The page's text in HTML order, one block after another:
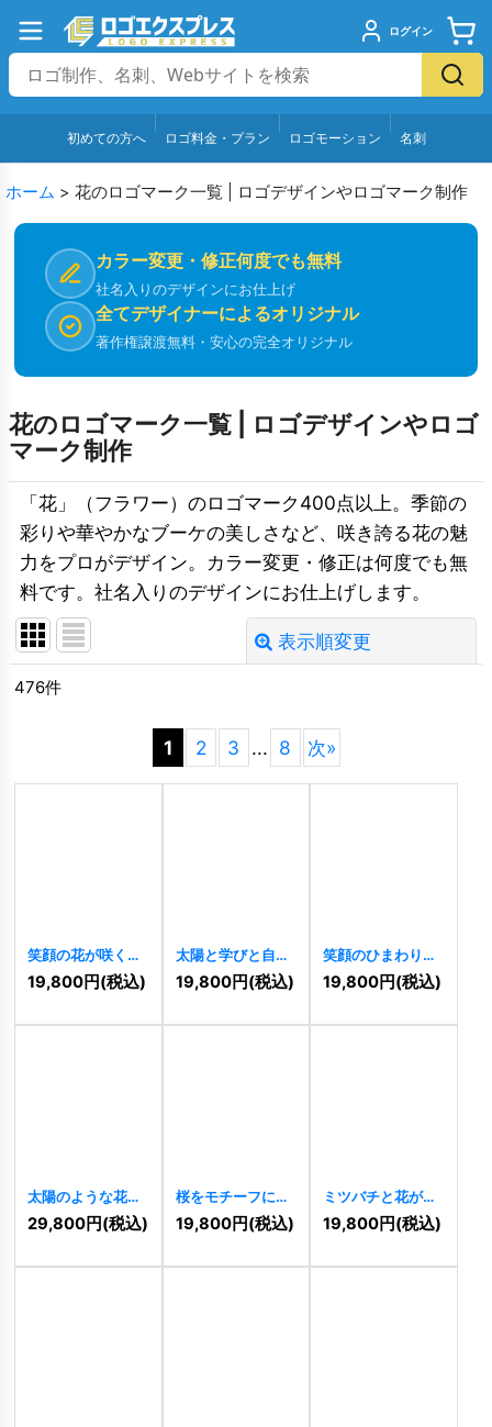
ログイン
初めての方へ ロゴ料金・プラン ロゴモーション 名刺
ホーム > 花のロゴマーク一覧 | ロゴデザインやロゴマーク制作
カラー変更・修正何度でも無料
社名入りのデザインにお仕上げ
全てデザイナーによるオリジナル
著作権譲渡無料・安心の完全オリジナル
花のロゴマーク一覧 | ロゴデザインやロゴ
マーク制作
「花」（フラワー）のロゴマーク400点以上。季節の
彩りや華やかなブーケの美しさなど、咲き誇る花の魅
力をプロがデザイン。カラー変更・修正は何度でも無
料です。社名入りのデザインにお仕上げします。
表示順変更
絞り込む
476件
1 2 3 ... 8 次»
笑顔の花が咲くキ
ュートなキャラク
ターロゴ
11497]
19,800円(税込)
太陽と学びと自然
の家ロゴ [11455]
19,800円(税込)
笑顔のひまわりロ
ゴ 11457]
19,800円(税込)
太陽のような花が
ほほえむ、元気い
っぱいのキャラク
29,800円(税込)
桜をモチーフにし
た美しく華やかな
ロゴ 11436]
19,800円(税込)
ミツバチと花が舞
うナチュラルなロ
ゴ [ 11411]
19,800円(税込)